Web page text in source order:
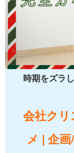
時期をズラ
会社ク
メ | 企